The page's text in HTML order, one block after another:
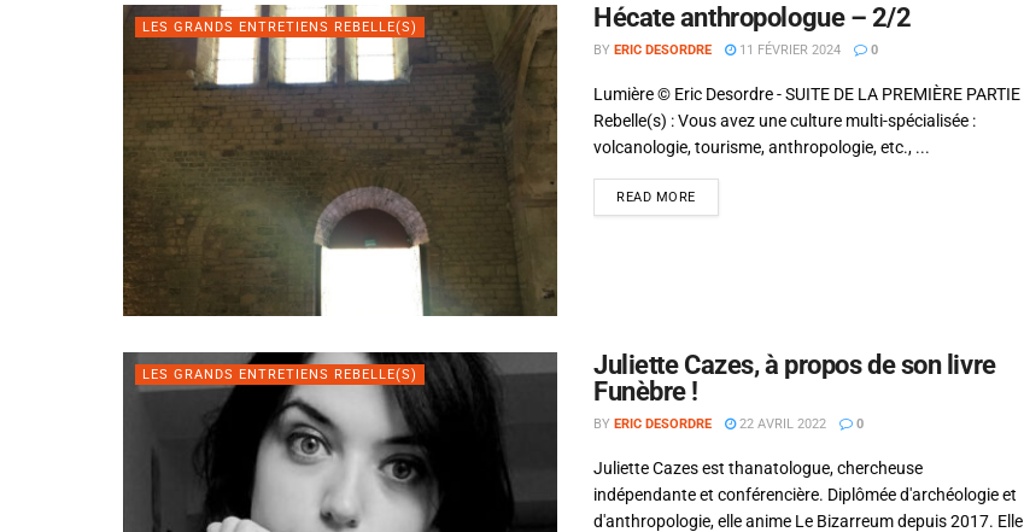
LES GRANDS ENTRETIENS REBELLE(S) Hécate anthropologue – 2/2
BY ERIC DESORDRE 11 FÉVRIER 2024 0
Lumière © Eric Desordre - SUITE DE LA PREMIÈRE PARTIE
Rebelle(s) : Vous avez une culture multi-spécialisée :
volcanologie, tourisme, anthropologie, etc., ...
READ MORE
LES GRANDS ENTRETIENS REBELLE(S)
Juliette Cazes, à propos de son livre
Funèbre !
BY ERIC DESORDRE 22 AVRIL 2022 0
Juliette Cazes est thanatologue, chercheuse
indépendante et conférencière. Diplômée d'archéologie et
d'anthropologie, elle anime Le Bizarreum depuis 2017. Elle